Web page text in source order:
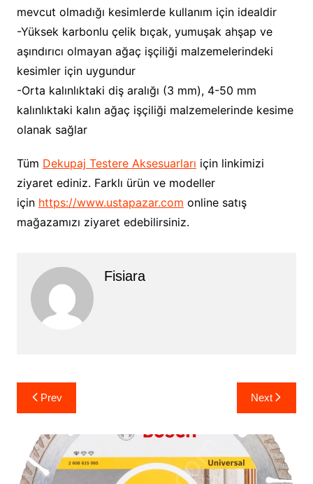
mevcut olmadığı kesimlerde kullanım için idealdir
-Yüksek karbonlu çelik bıçak, yumuşak ahşap ve
aşındırıcı olmayan ağaç işçiliği malzemelerindeki
kesimler için uygundur
-Orta kalınlıktaki diş aralığı (3 mm), 4-50 mm
kalınlıktaki kalın ağaç işçiliği malzemelerinde kesime
olanak sağlar
Tüm Dekupaj Testere Aksesuarları için linkimizi
ziyaret ediniz. Farklı ürün ve modeller
için https://www.ustapazar.com online satış
mağazamızı ziyaret edebilirsiniz.
Fisiara
Yazı
gezinmesi
Prev Next